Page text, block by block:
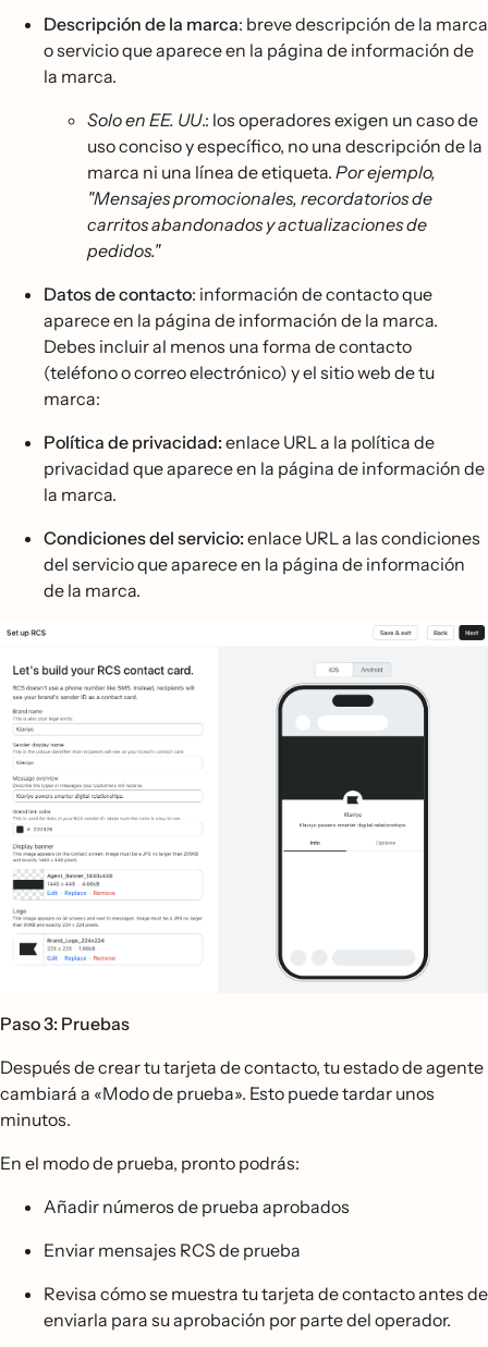
Descripción de la marca: breve descripción de la marca
o servicio que aparece en la página de información de
la marca.
Solo en EE. UU.: los operadores exigen un caso de
uso conciso y específico, no una descripción de la
marca ni una línea de etiqueta. Por ejemplo,
"Mensajes promocionales, recordatorios de
carritos abandonados y actualizaciones de
pedidos."
Datos de contacto: información de contacto que
aparece en la página de información de la marca.
Debes incluir al menos una forma de contacto
(teléfono o correo electrónico) y el sitio web de tu
marca:
Política de privacidad:enlace URL a la política de
privacidad que aparece en la página de información de
la marca.
Condiciones del servicio:enlace URL a las condiciones
del servicio que aparece en la página de información
de la marca.
Paso 3: Pruebas
Después de crear tu tarjeta de contacto, tu estado de agente
cambiará a «Modo de prueba». Esto puede tardar unos
minutos.
En el modo de prueba, pronto podrás:
Añadir números de prueba aprobados
Enviar mensajes RCS de prueba
Revisa cómo se muestra tu tarjeta de contacto antes de
enviarla para su aprobación por parte del operador.